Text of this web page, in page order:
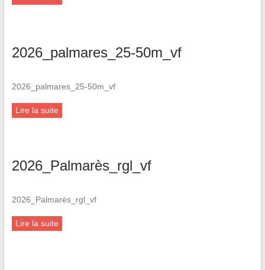
2026_palmares_25-50m_vf
2026_palmares_25-50m_vf
Lire la suite
2026_Palmarès_rgl_vf
2026_Palmarès_rgl_vf
Lire la suite